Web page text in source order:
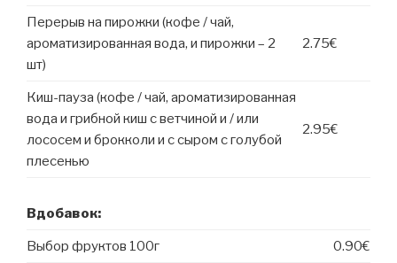
Перерыв на пирожки (кофе / чай,
ароматизированная вода, и пирожки – 2
шт)
2.75€
Киш-пауза (кофе / чай, ароматизированная
вода и грибной киш с ветчиной и / или
лососем и брокколи и с сыром с голубой
плесенью
2.95€
Вдобавок:
Выбор фруктов 100г 0.90€